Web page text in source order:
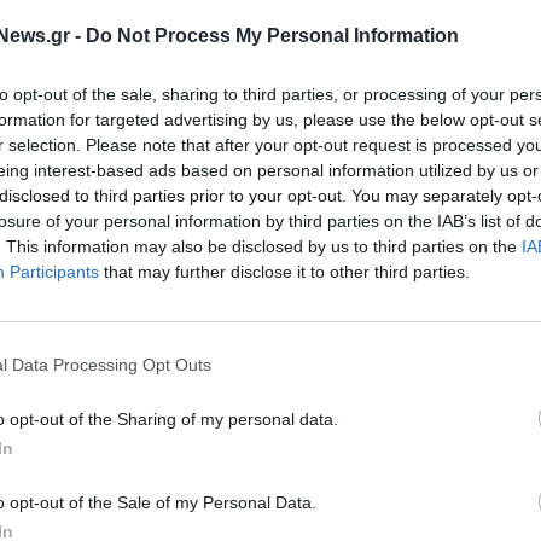
- Do Not Process My Personal Information
opt-out of the sale, sharing to third parties, or processing of your
for targeted advertising by us, please use the below opt-out
selection. Please note that after your opt-out request is processed
interest-based ads based on personal information utilized by us
to third parties prior to your opt-out. You may separately
of your personal information by third parties on the IAB’s list of
This information may also be disclosed by us to third parties on the
Participants that may further disclose it to other third parties.
Data Processing Opt Outs
opt-out of the Sharing of my personal data.
opt-out of the Sale of my Personal Data.
εταιρείες
για πιθανή
ΕΛΛΑΔΑ
Κάνε-Μια-Ευχή Ελλάδος:
Μοιράστηκε την χορηγία της
με άλλους κοινωφελείς
οργανισμούς